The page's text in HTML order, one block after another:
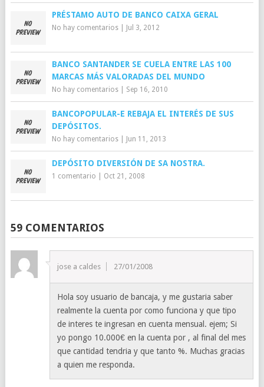
PRÉSTAMO AUTO DE BANCO CAIXA GERAL
No hay comentarios| Jul 3, 2012
BANCO SANTANDER SE CUELA ENTRE LAS 100
MARCAS MÁS VALORADAS DEL MUNDO
No hay comentarios| Sep 16, 2010
BANCOPOPULAR-E REBAJA EL INTERÉS DE SUS
DEPÓSITOS.
No hay comentarios| Jun 11, 2013
DEPÓSITO DIVERSIÓN DE SA NOSTRA.
1 comentario Oct 21, 2008
59 COMENTARIOS
jose a caldes 27/01/2008
Hola soy usuario de bancaja, y me gustaria saber
realmente la cuenta por como funciona y que tipo
de interes te ingresan en cuenta mensual. ejem; Si
yo pongo 10.000€ en la cuenta por , al final del mes
que cantidad tendria y que tanto %. Muchas gracias
a quien me responda.